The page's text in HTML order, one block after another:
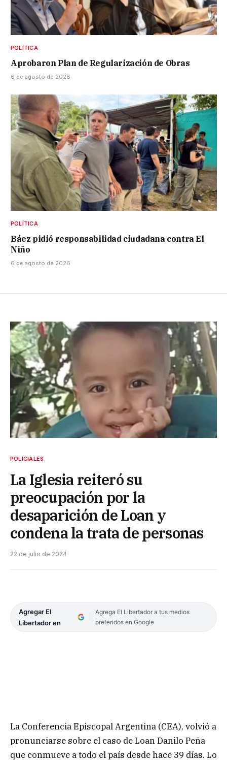
POLÍTICA
Aprobaron Plan de Regularización de Obras
6 de agosto de 2026
POLÍTICA
Báez pidió responsabilidad ciudadana contra El
Niño
6 de agosto de 2026
POLICIALES
La Iglesia reiteró su
preocupación por la
desaparición de Loan y
condena la trata de personas
22 de julio de 2024
Agregar El
Libertador en
Agrega El Libertador a tus medios
preferidos en Google
La Conferencia Episcopal Argentina (CEA), volvió a
pronunciarse sobre el caso de Loan Danilo Peña
que conmueve a todo el país desde hace 39 días. Lo